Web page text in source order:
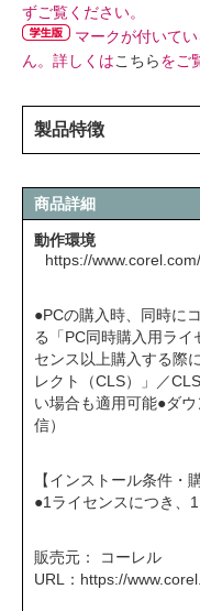
ずご覧ください。
マークが付いて
ん。詳しくはこちらをご
製品特徴
商品詳細
動作環境
https://
●PCの購入時、同時に
る「PC同時購入用ラ
センス以上購入する際
レクト（CLS）」／
い場合も適用可能●ダ
信）
【インストール条件・
●1ライセンスにつき、
販売元： コーレル
URL： https://